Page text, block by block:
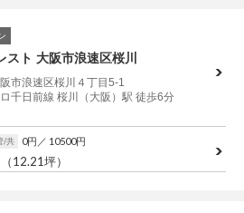
スト 大阪市浪速区桜川
市浪速区桜川４丁目5-1
千日前線 桜川（大阪）駅 徒歩6分
/共 0円 ／ 10500円
（12.21坪）